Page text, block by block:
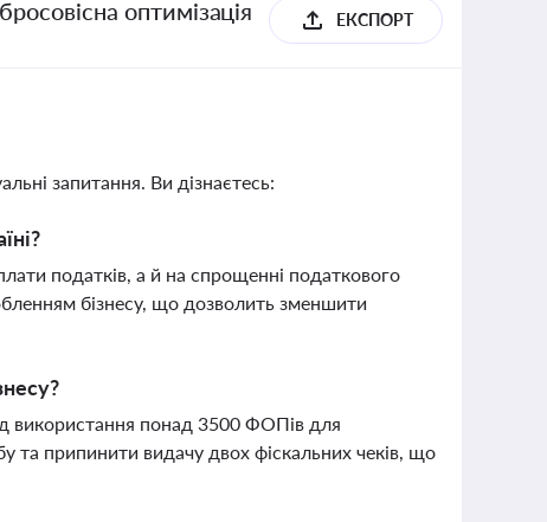
оптимізація
ЕКСПОРТ
запитання. Ви дізнаєтесь:
податків, а й на спрощенні податкового
бізнесу, що дозволить зменшити
використання понад 3500 ФОПів для
та припинити видачу двох фіскальних чеків, що